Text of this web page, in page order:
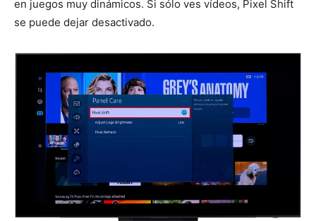
en juegos muy dinámicos. Si sólo ves vídeos, Pixel Shift
se puede dejar desactivado.